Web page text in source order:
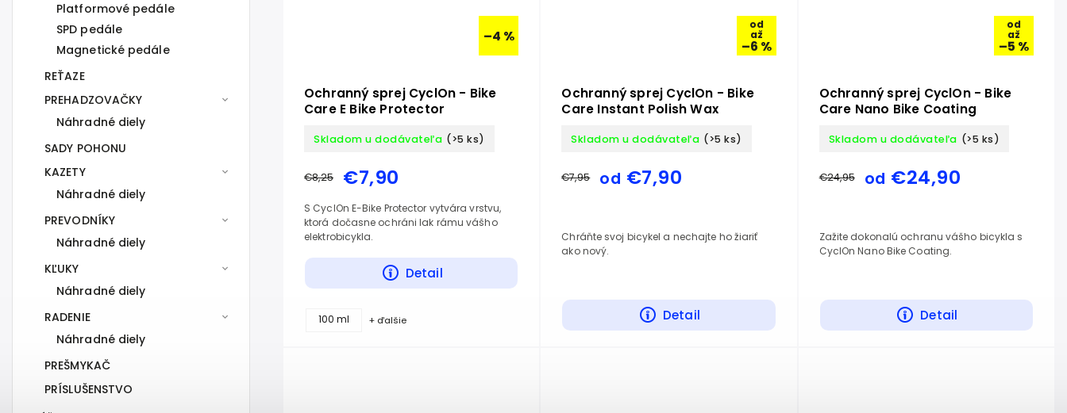
Platformové pedále
SPD pedále
Magnetické pedále
REŤAZE
PREHADZOVAČKY
Náhradné diely
SADY POHONU
KAZETY
Náhradné diely
PREVODNÍKY
Náhradné diely
KĽUKY
Náhradné diely
RADENIE
Náhradné diely
PREŠMYKAČ
PRÍSLUŠENSTVO
–4 %
Ochranný sprej CyclOn - Bike
Care E Bike Protector
Skladom u dodávateľa (>5 ks)
€8,25 €7,90
Detail
S CyclOn E-Bike Protector vytvára vrstvu,
ktorá dočasne ochráni lak rámu vášho
elektrobicykla.
100 ml + ďalšie
od
až
–6 %
Ochranný sprej CyclOn - Bike
Care Instant Polish Wax
Skladom u dodávateľa (>5 ks)
€7,95 od €7,90
Detail
Chráňte svoj bicykel a nechajte ho žiariť
ako nový.
od
až
–5 %
Ochranný sprej CyclOn - Bike
Care Nano Bike Coating
Skladom u dodávateľa (>5 ks)
€24,95 od €24,90
Detail
Zažite dokonalú ochranu vášho bicykla s
CyclOn Nano Bike Coating.